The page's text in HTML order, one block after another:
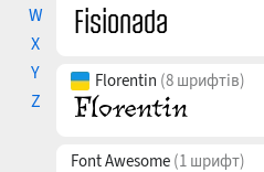
W
X
Y
Z
Florentin (8 шрифтів)
Font Awesome (1 шрифт)